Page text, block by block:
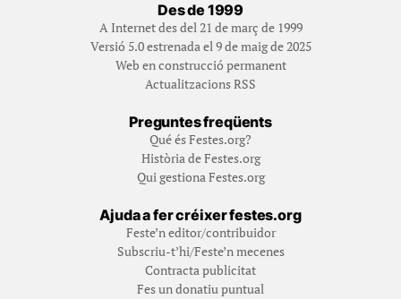
Des de 1999
A Internet des del 21 de març de 1999
Versió 5.0 estrenada el 9 de maig de 2025
Web en construcció permanent
Actualitzacions RSS
Preguntes freqüents
Qué és Festes.org?
Història de Festes.org
Qui gestiona Festes.org
Ajuda a fer créixer festes.org
Feste’n editor/contribuidor
Subscriu-t’hi/Feste’n mecenes
Contracta publicitat
Fes un donatiu puntual